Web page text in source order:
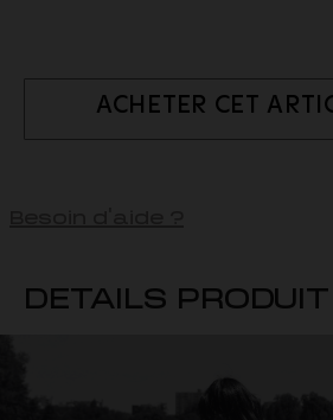
ACHETER CET
DETAILS PRODUIT